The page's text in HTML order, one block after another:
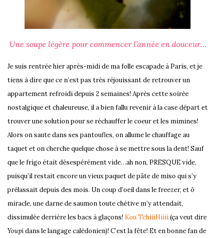
Une soupe légère pour commencer l’année en douceur…
Je suis rentrée hier après-midi de ma folle escapade à Paris, et je
tiens à dire que ce n’est pas très réjouissant de retrouver un
appartement refroidi depuis 2 semaines! Après cette soirée
nostalgique et chaleureuse, il a bien fallu revenir à la case départ et
trouver une solution pour se réchauffer le coeur et les mimines!
Alors on saute dans ses pantoufles, on allume le chauffage au
taquet et on cherche quelque chose à se mettre sous la dent! Sauf
que le frigo était désespérément vide…ah non, PRESQUE vide,
puisqu’il restait encore un vieux paquet de pâte de miso qui s’y
prélassait depuis des mois. Un coup d’oeil dans le freezer, et ô
miracle, une darne de saumon toute chétive m’y attendait,
dissimulée derrière les bacs à glaçons! Kou TchiiiHiiii(ça veut dire
Youpidans le langage calédonien)! C’est la fête! Et en bonne fan de